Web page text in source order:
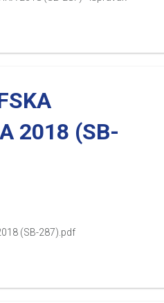
2018 (SB-
(SB-287).pdf